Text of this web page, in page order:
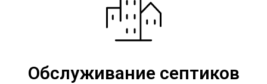
Обслуживание септиков